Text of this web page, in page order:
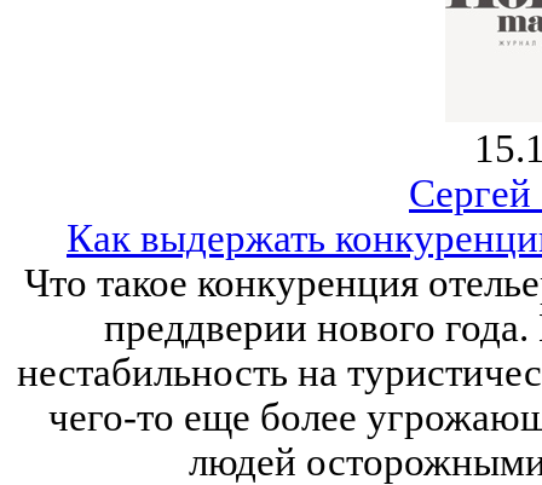
Сергей
Как выдержать
Что такое конкуренция
преддверии нового
нестабильность на
чего-то еще более
людей